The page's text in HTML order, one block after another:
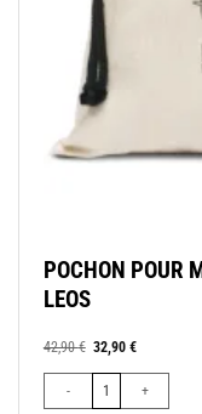
POCHON POUR
LEOS
42,90€ Le
prix
initial
était :
42,90 €.
32,90€Le
actuel
est :
32,90 €.
quantité de POCHON